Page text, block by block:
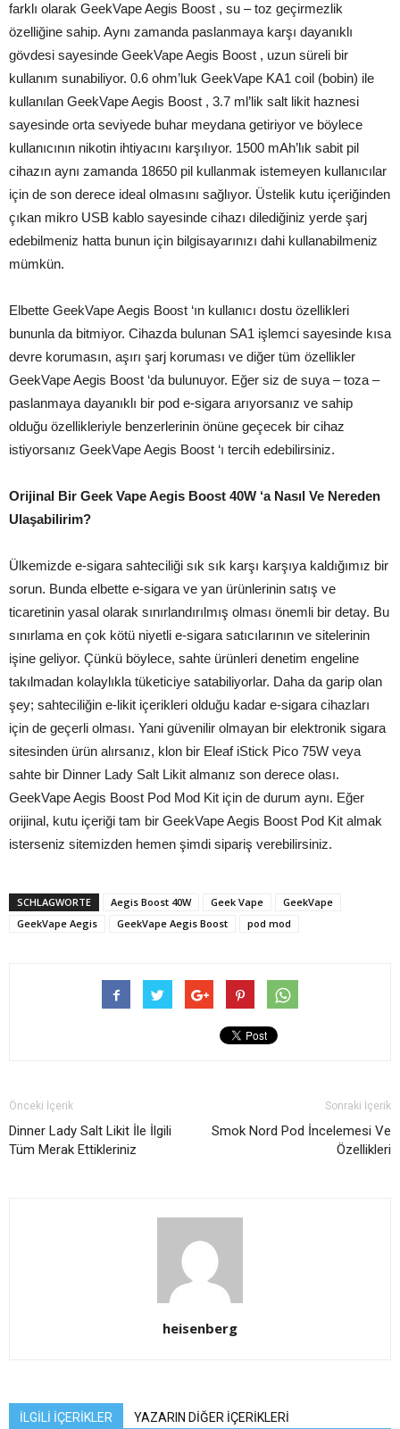
farklı olarak GeekVape Aegis Boost , su – toz geçirmezlik
özelliğine sahip. Aynı zamanda paslanmaya karşı dayanıklı
gövdesi sayesinde GeekVape Aegis Boost , uzun süreli bir
kullanım sunabiliyor. 0.6 ohm’luk GeekVape KA1 coil (bobin) ile
kullanılan GeekVape Aegis Boost , 3.7 ml’lik salt likit haznesi
sayesinde orta seviyede buhar meydana getiriyor ve böylece
kullanıcının nikotin ihtiyacını karşılıyor. 1500 mAh’lık sabit pil
cihazın aynı zamanda 18650 pil kullanmak istemeyen kullanıcılar
için de son derece ideal olmasını sağlıyor. Üstelik kutu içeriğinden
çıkan mikro USB kablo sayesinde cihazı dilediğiniz yerde şarj
edebilmeniz hatta bunun için bilgisayarınızı dahi kullanabilmeniz
mümkün.
Elbette GeekVape Aegis Boost ‘ın kullanıcı dostu özellikleri
bununla da bitmiyor. Cihazda bulunan SA1 işlemci sayesinde kısa
devre korumasın, aşırı şarj koruması ve diğer tüm özellikler
GeekVape Aegis Boost ‘da bulunuyor. Eğer siz de suya – toza –
paslanmaya dayanıklı bir pod e-sigara arıyorsanız ve sahip
olduğu özellikleriyle benzerlerinin önüne geçecek bir cihaz
istiyorsanız GeekVape Aegis Boost ‘ı tercih edebilirsiniz.
Orijinal Bir Geek Vape Aegis Boost 40W ‘a Nasıl Ve Nereden
Ulaşabilirim?
Ülkemizde e-sigara sahteciliği sık sık karşı karşıya kaldığımız bir
sorun. Bunda elbette e-sigara ve yan ürünlerinin satış ve
ticaretinin yasal olarak sınırlandırılmış olması önemli bir detay. Bu
sınırlama en çok kötü niyetli e-sigara satıcılarının ve sitelerinin
işine geliyor. Çünkü böylece, sahte ürünleri denetim engeline
takılmadan kolaylıkla tüketiciye satabiliyorlar. Daha da garip olan
şey; sahteciliğin e-likit içerikleri olduğu kadar e-sigara cihazları
için de geçerli olması. Yani güvenilir olmayan bir elektronik sigara
sitesinden ürün alırsanız, klon bir Eleaf iStick Pico 75W veya
sahte bir Dinner Lady Salt Likit almanız son derece olası.
GeekVape Aegis Boost Pod Mod Kit için de durum aynı. Eğer
orijinal, kutu içeriği tam bir GeekVape Aegis Boost Pod Kit almak
isterseniz sitemizden hemen şimdi sipariş verebilirsiniz.
SCHLAGWORTE Aegis Boost 40W Geek Vape
GeekVape
GeekVape Aegis
GeekVape Aegis Boost pod mod
Önceki İçerik
Dinner Lady Salt Likit İle İlgili
Tüm Merak Ettikleriniz
Sonraki İçerik
Smok Nord Pod İncelemesi Ve
Özellikleri
heisenberg
İLGİLİ İÇERİKLER YAZARIN DİĞER İÇERİKLERİ